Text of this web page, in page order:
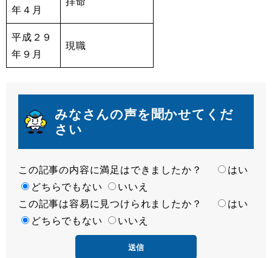
年４月
平成２９
年９月
現職
みなさんの声を聞かせてくだ
さい
満
足
度
この記事の内容に満足はできましたか？
はい
どちらでもない
いいえ
容
易
この記事は容易に見つけられましたか？
はい
どちらでもない
いいえ